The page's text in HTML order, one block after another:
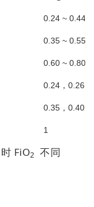
0.24 ~ 0.44*
0.35 ~ 0.55*
0.60 ~ 0.80*
0.24，0.26
0.35，0.40
1
FiO2 不同